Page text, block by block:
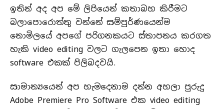
ඉතින් අද අප මේ ලිපියෙන් කතාබහ කිරීමට
බලාපොරොත්තු වන්නේ සම්පූර්ණයෙන්ම
නොමිලයේ අපගේ පරිගනකයට ස්තාපනය කරගත
හැකි video editing වලට ගැලපෙන ඉතා හොද
software එකක් පිලිබදවයි.
සාමාන්‍යයෙන් අප හැමදෙනාම දන්න අහලා පුරුදු
Adobe Premiere Pro Software එක video editing